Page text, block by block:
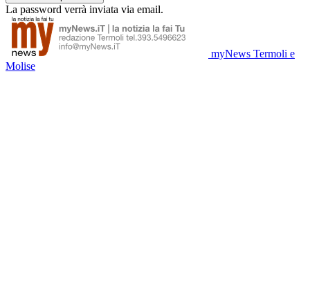
La password verrà inviata via email.
myNews Termoli e
Molise